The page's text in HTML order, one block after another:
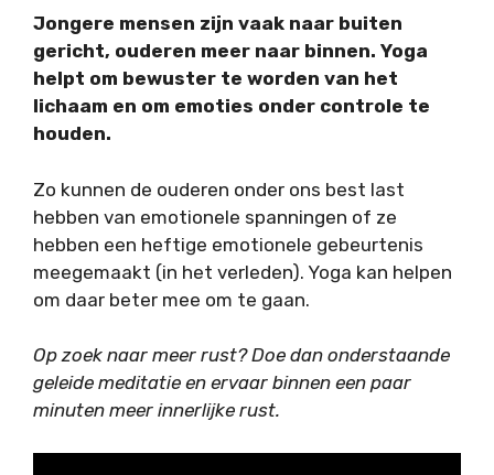
Jongere mensen zijn vaak naar buiten
gericht, ouderen meer naar binnen. Yoga
helpt om bewuster te worden van het
lichaam en om emoties onder controle te
houden.
Zo kunnen de ouderen onder ons best last
hebben van emotionele spanningen of ze
hebben een heftige emotionele gebeurtenis
meegemaakt (in het verleden). Yoga kan helpen
om daar beter mee om te gaan.
Op zoek naar meer rust? Doe dan onderstaande
geleide meditatie en ervaar binnen een paar
minuten meer innerlijke rust.